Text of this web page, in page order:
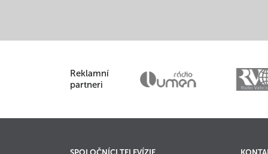
Reklamní
partneri